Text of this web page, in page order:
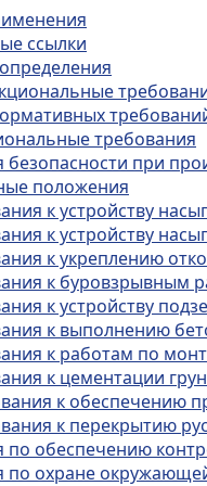
ссылки
требования
безопасности при
положения
к устройству
к устройству
к укреплению
к буровзрывным
к устройству
к выполнению
к работам по
к цементации
к обеспечению
к перекрытию
по обеспечению
по охране